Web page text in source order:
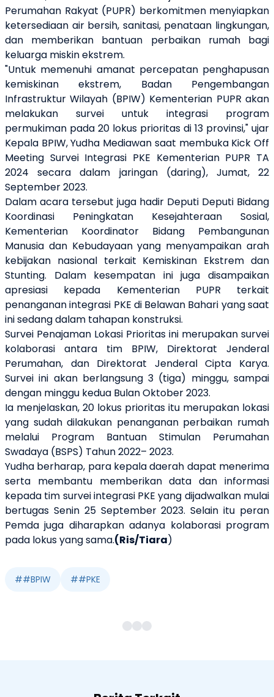
Perumahan Rakyat (PUPR) berkomitmen menyiapkan
ketersediaan air bersih, sanitasi, penataan lingkungan,
dan memberikan bantuan perbaikan rumah bagi
keluarga miskin ekstrem.
"Untuk memenuhi amanat percepatan penghapusan
kemiskinan ekstrem, Badan Pengembangan
Infrastruktur Wilayah (BPIW) Kementerian PUPR akan
melakukan survei untuk integrasi program
permukiman pada 20 lokus prioritas di 13 provinsi," ujar
Kepala BPIW, Yudha Mediawan saat membuka Kick Off
Meeting Survei Integrasi PKE Kementerian PUPR TA
2024 secara dalam jaringan (daring), Jumat, 22
September 2023.
Dalam acara tersebut juga hadir Deputi Deputi Bidang
Koordinasi Peningkatan Kesejahteraan Sosial,
Kementerian Koordinator Bidang Pembangunan
Manusia dan Kebudayaan yang menyampaikan arah
kebijakan nasional terkait Kemiskinan Ekstrem dan
Stunting. Dalam kesempatan ini juga disampaikan
apresiasi kepada Kementerian PUPR terkait
penanganan integrasi PKE di Belawan Bahari yang saat
ini sedang dalam tahapan konstruksi.
Survei Penajaman Lokasi Prioritas ini merupakan survei
kolaborasi antara tim BPIW, Direktorat Jenderal
Perumahan, dan Direktorat Jenderal Cipta Karya.
Survei ini akan berlangsung 3 (tiga) minggu, sampai
dengan minggu kedua Bulan Oktober 2023.
Ia menjelaskan, 20 lokus prioritas itu merupakan lokasi
yang sudah dilakukan penanganan perbaikan rumah
melalui Program Bantuan Stimulan Perumahan
Swadaya (BSPS) Tahun 2022– 2023.
Yudha berharap, para kepala daerah dapat menerima
serta membantu memberikan data dan informasi
kepada tim survei integrasi PKE yang dijadwalkan mulai
bertugas Senin 25 September 2023. Selain itu peran
Pemda juga diharapkan adanya kolaborasi program
pada lokus yang sama.(Ris/Tiara)
##BPIW ##PKE